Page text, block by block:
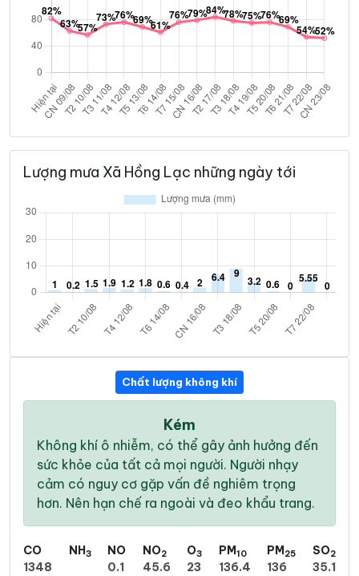
Lượng mưa Xã Hồng Lạc những ngày tới
Chất lượng không khí
Kém
Không khí ô nhiễm, có thể gây ảnh hưởng đến
sức khỏe của tất cả mọi người. Người nhạy
cảm có nguy cơ gặp vấn đề nghiêm trọng
hơn. Nên hạn chế ra ngoài và đeo khẩu trang.
CO
1348
NH3
NO
0.1
NO2
45.6
O3
23
PM10
136.4
PM25
136
SO2
35.1